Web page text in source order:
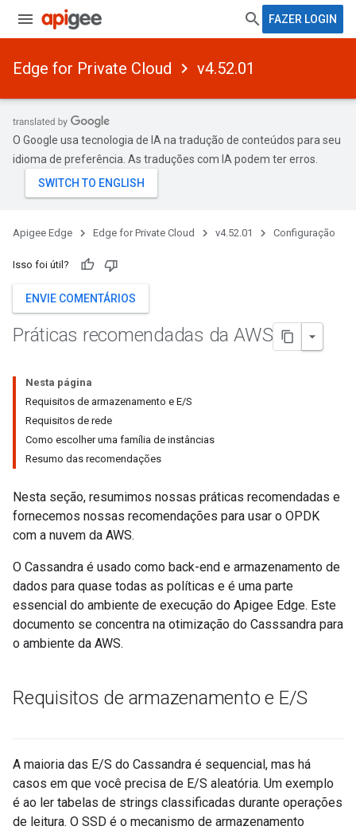
FAZER LOGIN
Edge for Private Cloud v4.52.01
O Google usa tecnologia de IA na tradução de conteúdos para seu
idioma de preferência. As traduções com IA podem ter erros.
Apigee Edge Edge for Private Cloud v4.52.01 Configuração
Isso foi útil?
ENVIE COMENTÁRIOS
Práticas recomendadas da AWS
Nesta página
Requisitos de armazenamento e E/S
Requisitos de rede
Como escolher uma família de instâncias
Resumo das recomendações
Nesta seção, resumimos nossas práticas recomendadas e
fornecemos nossas recomendações para usar o OPDK
com a nuvem da AWS.
O Cassandra é usado como back-end e armazenamento de
dados para quase todas as políticas e é uma parte
essencial do ambiente de execução do Apigee Edge. Este
documento se concentra na otimização do Casssandra para
o ambiente da AWS.
Requisitos de armazenamento e E/S
A maioria das E/S do Cassandra é sequencial, mas há
casos em que você precisa de E/S aleatória. Um exemplo
é ao ler tabelas de strings classificadas durante operações
de leitura. O SSD é o mecanismo de armazenamento